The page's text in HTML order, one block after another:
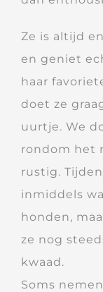
Ze is altijd
en geniet
haar
doet ze
uurtje. We
rondom het
rustig.
inmiddels
honden,
ze nog
kwaad.
Soms